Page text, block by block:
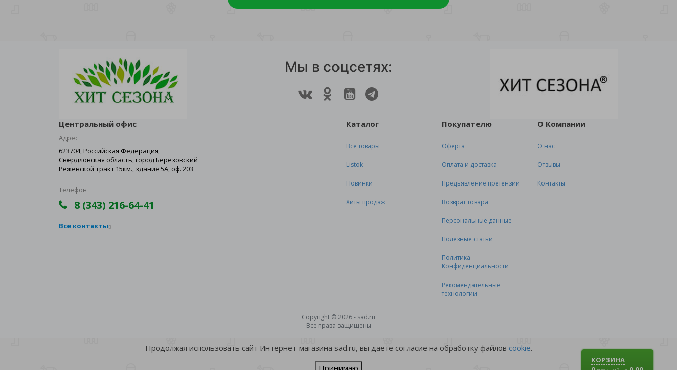
КОРЗИНА
Мы в соцсетях:
Центральный офис
Адрес
623704, Российская Федерация,
Свердловская область, город Березовский
Режевской тракт 15км., здание 5А, оф. 203
Телефон
8 (343) 216-64-41
Все контакты
Каталог
Все товары
Listok
Новинки
Хиты продаж
Покупателю
Оферта
Оплата и доставка
Предъявление претензии
Возврат товара
Персональные данные
Полезные статьи
Политика
Конфиденциальности
Рекомендательные
технологии
О Компании
О нас
Отзывы
Контакты
Copyright © 2026 - sad.ru
Все права защищены
Продолжая использовать сайт Интернет-магазина sad.ru, вы даете согласие на обработку файлов cookie.